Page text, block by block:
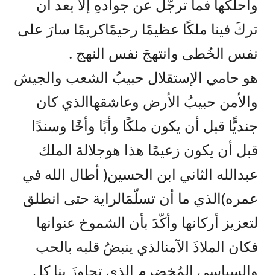
وأحلَكها فما ترجّل عن جوادهِ إلا بعد أن
تركَ فينا ملكًا عظيمًا رحيمًاكريمًا سارَ على
نفس الخُطى وانتهجَ نفس النهج .
هو حامي الإستقلال حبيبُ الشعب والجيش
والأمن حبيبُ الأرض وعاشقهاالذي كان
جنديًّا قبل أن يكون ملكًا وأبًا وأخًا وسندًا
قبل أن يكون زعيمًا هذا هوجلالة الملك
عبدالله الثاني ابن الحسين( أطال الله في
عمره)الذي ما أن تسلّمَالراية حتى انطلق
لتعزيز أركانها وأكّدَ بأن الشموخ عنوانها
فكان الملاذَ الآمنالذي ينبضُ قلبه بالحب
والسياسي المُخضرم الذي تجاوزَ بنا كل